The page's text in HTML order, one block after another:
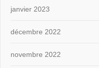
janvier 2023
décembre 2022
novembre 2022